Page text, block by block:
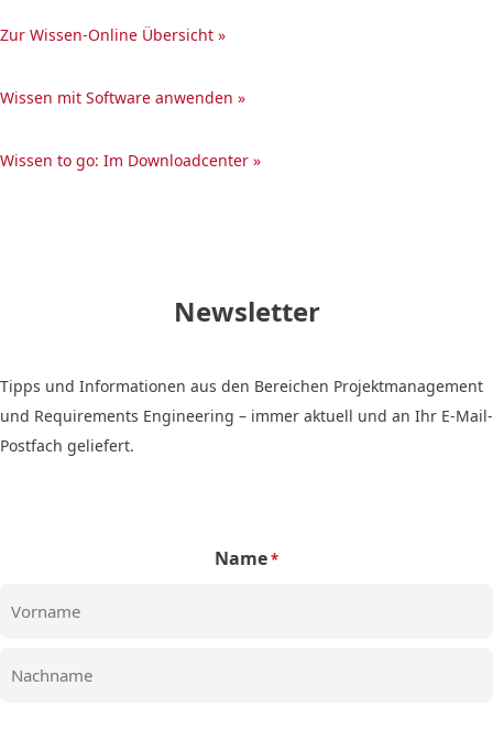
Zur Wissen-Online Übersicht »
Wissen mit Software anwenden »
Wissen to go: Im Downloadcenter »
Newsletter
Tipps und Informationen aus den Bereichen Projektmanagement
und Requirements Engineering – immer aktuell und an Ihr E-Mail-
Postfach geliefert.
Name*